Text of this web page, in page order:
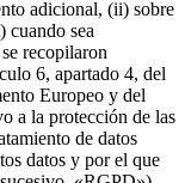
adicional, (ii) sobre
cuando sea
recopilaron
6, apartado 4, del
Europeo y del
a la protección de las
de datos
datos y por el que